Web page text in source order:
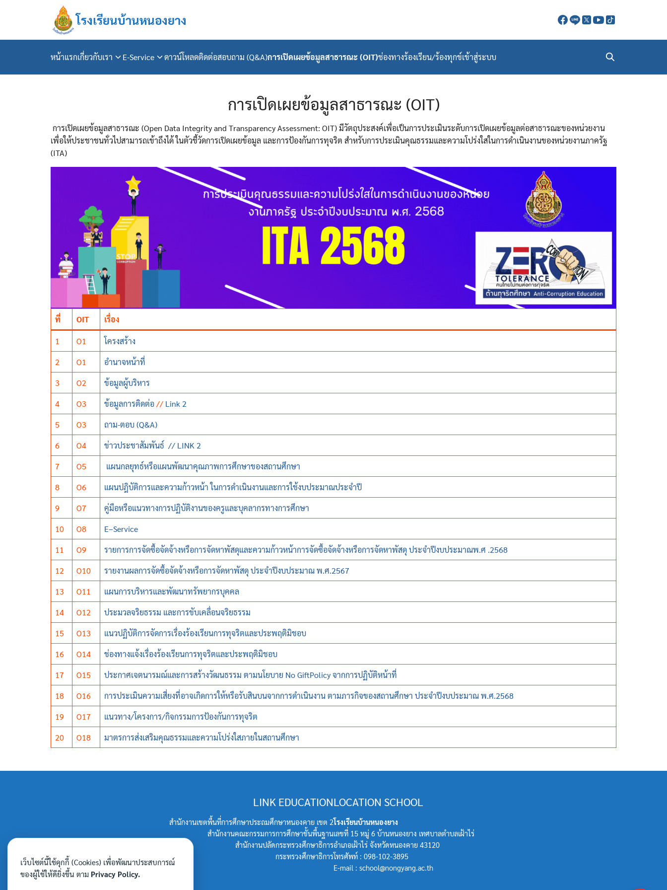
โรงเรียนบ้านหนองยาง
หน้าแรกเกี่ยวกับเรา E-Service ดาวน์โหลดติดต่อสอบถาม (Q&A)การเปิดเผยข้อมูลสาธารณะ (OIT)ช่องทางร้องเรียน/ร้องทุกข์เข้าสู่ระบบ
การเปิดเผยข้อมูลสาธารณะ (OIT)
การเปิดเผยข้อมูลสาธารณะ (Open Data Integrity and Transparency Assessment: OIT) มีวัตถุประสงค์เพื่อเป็นการประเมินระดับการเปิดเผยข้อมูลต่อสาธารณะของหน่วยงาน
เพื่อให้ประชาชนทั่วไปสามารถเข้าถึงได้ ในตัวชี้วัดการเปิดเผยข้อมูล และการป้องกันการทุจริต สำหรับการประเมินคุณธรรมและความโปร่งใสในการดำเนินงานของหน่วยงานภาครัฐ
(ITA)
ที่ OIT เรื่อง
1 O1
โครงสร้าง
2
O1
อำนาจหน้าที่
3
O2
ข้อมูลผู้บริหาร
4
O3 ข้อมูลการติดต่อ// Link 2
5
O3
ถาม-ตอบ (Q&A)
6
O4 ข่าวประชาสัมพันธ์ // LINK 2
7
O5
แผนกลยุทธ์หรือแผนพัฒนาคุณภาพการศึกษาของสถานศึกษา
8
O6
แผนปฎิบัติการและความก้าวหน้า ในการดำเนินงานและการใช้งบประมาณประจำปี
9
O7
คู่มือหรือแนวทางการปฏิบัติงานของครูและบุคลากรทางการศึกษา
10
O8
E–Service
11
O9
รายการการจัดซื้อจัดจ้างหรือการจัดหาพัสดุและความก้าวหน้าการจัดซื้อจัดจ้างหรือการจัดหาพัสดุ ประจําปีงบประมาณพ.ศ .2568
12
O10
รายงานผลการจัดซื้อจัดจ้างหรือการจัดหาพัสดุ ประจำปีงบประมาณ พ.ศ.2567
13
O11
แผนการบริหารและพัฒนาทรัพยากรบุคคล
14
O12
ประมวลจริยธรรม และการขับเคลื่อนจริยธรรม
15
O13
แนวปฏิบัติการจัดการเรื่องร้องเรียนการทุจริตและประพฤติมิชอบ
16
O14
ช่องทางแจ้งเรื่องร้องเรียนการทุจริตและประพฤติมิชอบ
17
O15
ประกาศเจตนารมณ์และการสร้างวัฒนธรรม ตามนโยบาย No GiftPolicy จากการปฏิบัติหน้าที่
18
O16
การประเมินความเสี่ยงที่อาจเกิดการให้หรือรับสินบนจากการดำเนินงาน ตามภารกิจของสถานศึกษา ประจำปีงบประมาณ พ.ศ.2568
19
O17
แนวทาง/โครงการ/กิจกรรมการป้องกันการทุจริต
20
O18 มาตรการส่งเสริมคุณธรรมและความโปร่งใสภายในสถานศึกษา
LINK EDUCATION
สำนักงานเขตพื้นที่การศึกษาประถมศึกษาหนองคาย เขต 2
สำนักงานคณะกรรมการการศึกษาขั้นพื้นฐาน
สำนักงานปลัดกระทรวงศึกษาธิการ
กระทรวงศึกษาธิการ
LOCATION SCHOOL
โรงเรียนบ้านหนองยาง
เลขที่ 15 หมู่ 6 บ้านหนองยาง เทศบาลตำบลเฝ้าไร่
อำเภอเฝ้าไร่ จังหวัดหนองคาย 43120
โทรศัพท์ : 098-102-3895
E-mail : school@nongyang.ac.th
เว็บไซต์นี้ใช้คุกกี้ (Cookies) เพื่อพัฒนาประสบการณ์
ของผู้ใช้ให้ดียิ่งขึ้น ตาม Privacy Policy.